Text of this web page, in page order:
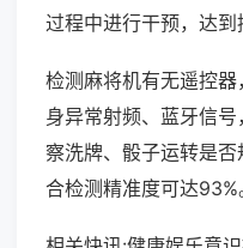
过程中进行干预，达到
检测麻将机有无遥控
身异常射频、蓝牙信
察洗牌、骰子运转是
合检测精准度可达93%